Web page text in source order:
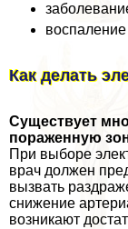
Как делать
Существует
пораженную
При выборе
врач должен
вызвать
снижение
возникают